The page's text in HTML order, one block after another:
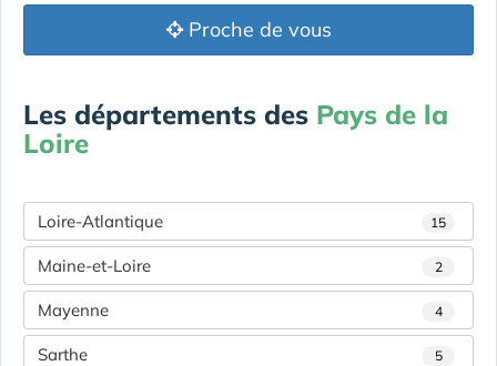
Proche de vous
Les départements des Pays de la
Loire
Loire-Atlantique 15
Maine-et-Loire 2
Mayenne 4
Sarthe 5